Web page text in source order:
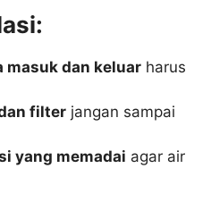
masuk dan keluar harus
filter jangan sampai
yang memadai agar air